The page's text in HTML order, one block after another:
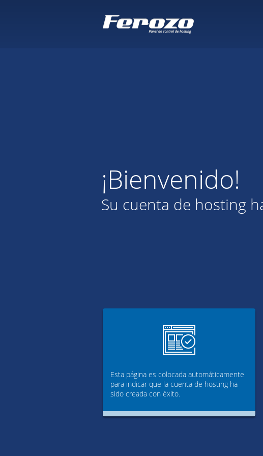
¡Bienvenido!
Su cuenta de hosting
Esta página es colocada automáticamente
para indicar que la cuenta de hosting ha
sido creada con éxito.